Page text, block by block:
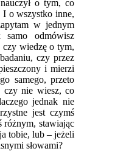
o tym, co
I o wszystko inne,
w jednym
odmówisz
wiedzę o tym,
czy przez
i mierzi
samego, przeto
czy nie wiesz, co
jednak nie
jest czymś
różnym, stawiając
tobie, lub – jeżeli
słowami?